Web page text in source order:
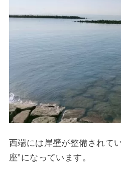
西端には岸壁が整備されて
座”になっています。